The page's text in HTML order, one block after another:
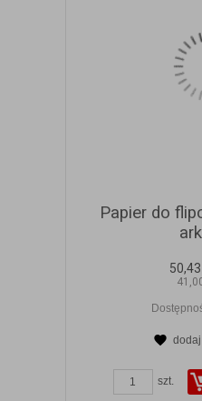
Papier do
50,43
szt.